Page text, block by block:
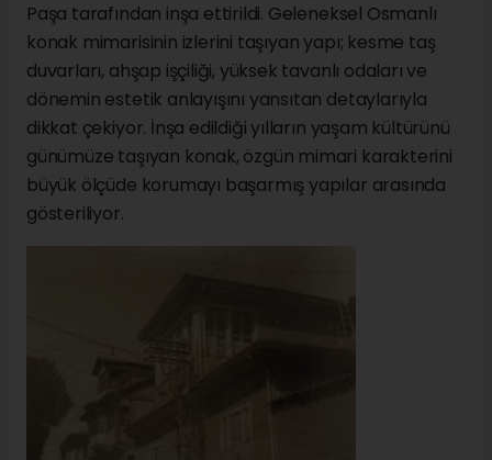
Paşa tarafından inşa ettirildi. Geleneksel Osmanlı
konak mimarisinin izlerini taşıyan yapı; kesme taş
duvarları, ahşap işçiliği, yüksek tavanlı odaları ve
dönemin estetik anlayışını yansıtan detaylarıyla
dikkat çekiyor. İnşa edildiği yılların yaşam kültürünü
günümüze taşıyan konak, özgün mimari karakterini
büyük ölçüde korumayı başarmış yapılar arasında
gösteriliyor.